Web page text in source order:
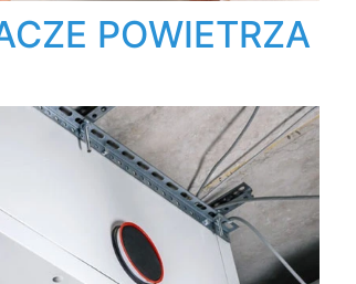
POWIETRZA